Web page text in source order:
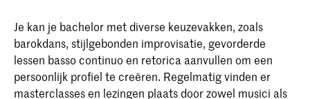
Je kan je bachelor met diverse keuzevakken, zoals
barokdans, stijlgebonden improvisatie, gevorderde
lessen basso continuo en retorica aanvullen om een
persoonlijk profiel te creëren. Regelmatig vinden er
masterclasses en lezingen plaats door zowel musici als